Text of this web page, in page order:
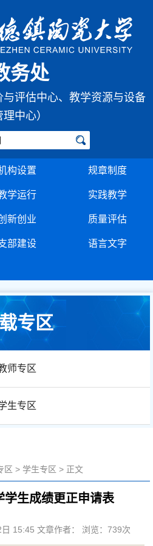
务处
与评估中心、教学资源与设备
理中心）
构设置 规章制度
学运行 实践教学
新创业 质量评估
部建设 语言文字
专区
师专区
生专区
区 > 学生专区 > 正文
学生成绩更正申请表
15:45 文章作者： 浏览： 739次